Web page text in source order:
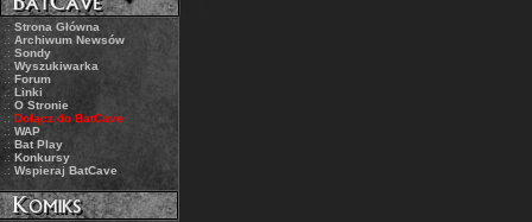
.: Strona Główna
.: Archiwum Newsów
.: Sondy
.:Wyszukiwarka
.: Forum
.: Linki
.: O Stronie
.: Dołącz do BatCave
.: WAP
.: Bat Play
.: Konkursy
.: Wspieraj BatCave